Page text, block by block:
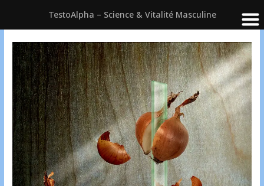
contenu
TestoAlpha – Science & Vitalité Masculine